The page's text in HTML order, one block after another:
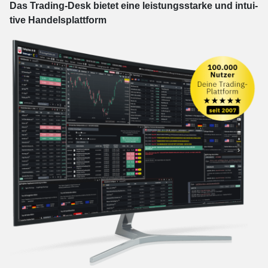
Das Trading-Desk bie­tet eine leis­tungs­star­ke und in­tui­
tive Han­dels­platt­form